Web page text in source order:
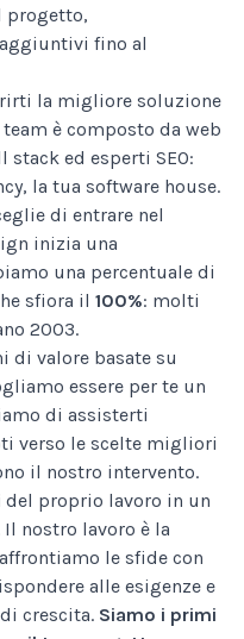
progetto,
fino al
la migliore soluzione
è composto da web
ed esperti SEO:
la tua software house.
di entrare nel
inizia una
una percentuale di
sfiora il 100%: molti
2003.
di valore basate su
essere per te un
di assisterti
verso le scelte migliori
il nostro intervento.
del proprio lavoro in un
nostro lavoro è la
le sfide con
alle esigenze e
crescita. Siamo i primi